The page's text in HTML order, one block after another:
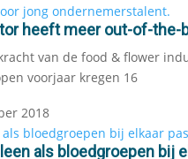
heeft meer out-of-the-
van de food & flower
voorjaar kregen 16
2018
als bloedgroepen bij